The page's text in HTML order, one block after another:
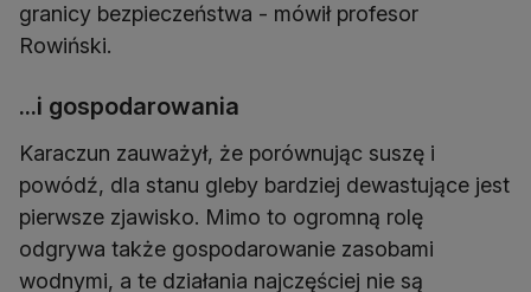
granicy bezpieczeństwa - mówił profesor
Rowiński.
...i gospodarowania
Karaczun zauważył, że porównując suszę i
powódź, dla stanu gleby bardziej dewastujące jest
pierwsze zjawisko. Mimo to ogromną rolę
odgrywa także gospodarowanie zasobami
wodnymi, a te działania najczęściej nie są